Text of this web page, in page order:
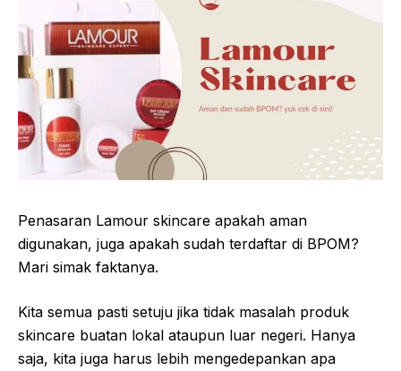
Penasaran Lamour skincare apakah aman
digunakan, juga apakah sudah terdaftar di BPOM?
Mari simak faktanya.
Kita semua pasti setuju jika tidak masalah produk
skincare buatan lokal ataupun luar negeri. Hanya
saja, kita juga harus lebih mengedepankan apa